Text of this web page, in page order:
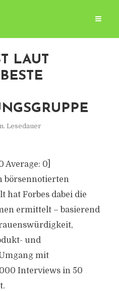
LAUT
Lesedauer
Average: 0]
börsennotierten
hat Forbes dabei die
ermittelt – basierend
und
mit
Interviews in 50